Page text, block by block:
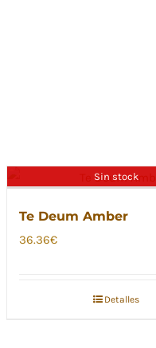
Sin stock
Te Deum Amber
36.36€
Detalles